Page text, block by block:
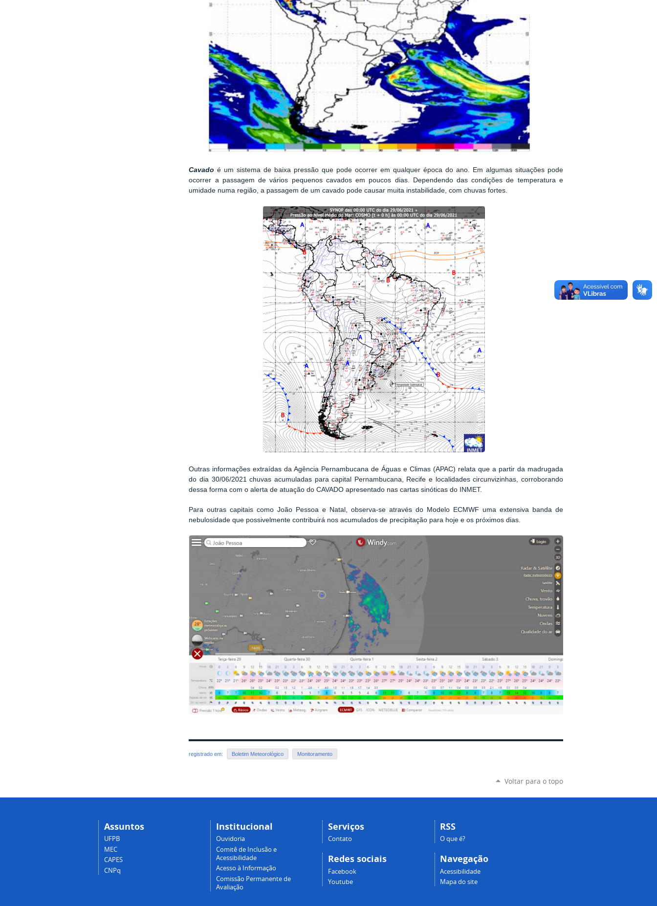
Cavado é um sistema de baixa pressão que pode ocorrer em qualquer época do ano. Em algumas situações pode
ocorrer a passagem de vários pequenos cavados em poucos dias. Dependendo das condições de temperatura e
umidade numa região, a passagem de um cavado pode causar muita instabilidade, com chuvas fortes.
Outras informações extraídas da Agência Pernambucana de Águas e Climas (APAC) relata que a partir da madrugada
do dia 30/06/2021 chuvas acumuladas para capital Pernambucana, Recife e localidades circunvizinhas, corroborando
dessa forma com o alerta de atuação do CAVADO apresentado nas cartas sinóticas do INMET.
Para outras capitais como João Pessoa e Natal, observa-se através do Modelo ECMWF uma extensiva banda de
nebulosidade que possivelmente contribuirá nos acumulados de precipitação para hoje e os próximos dias.
registrado em: Boletim Meteorológico Monitoramento
Voltar para o topo
Assuntos
UFPB
MEC
CAPES
CNPq
Institucional
Ouvidoria
Comitê de Inclusão e
Acessibilidade
Acesso à Informação
Comissão Permanente de
Avaliação
Serviços
Contato
Redes sociais
Facebook
Youtube
RSS
O que é?
Navegação
Acessibilidade
Mapa do site